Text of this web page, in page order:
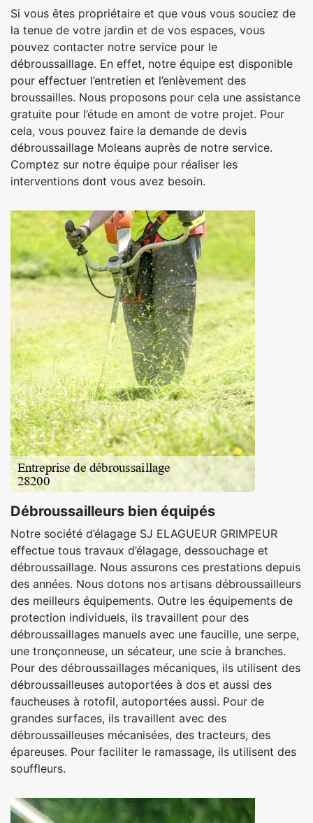
Si vous êtes propriétaire et que vous vous souciez de
la tenue de votre jardin et de vos espaces, vous
pouvez contacter notre service pour le
débroussaillage. En effet, notre équipe est disponible
pour effectuer l’entretien et l’enlèvement des
broussailles. Nous proposons pour cela une assistance
gratuite pour l’étude en amont de votre projet. Pour
cela, vous pouvez faire la demande de devis
débroussaillage Moleans auprès de notre service.
Comptez sur notre équipe pour réaliser les
interventions dont vous avez besoin.
Débroussailleurs bien équipés
Notre société d’élagage SJ ELAGUEUR GRIMPEUR
effectue tous travaux d’élagage, dessouchage et
débroussaillage. Nous assurons ces prestations depuis
des années. Nous dotons nos artisans débroussailleurs
des meilleurs équipements. Outre les équipements de
protection individuels, ils travaillent pour des
débroussaillages manuels avec une faucille, une serpe,
une tronçonneuse, un sécateur, une scie à branches.
Pour des débroussaillages mécaniques, ils utilisent des
débroussailleuses autoportées à dos et aussi des
faucheuses à rotofil, autoportées aussi. Pour de
grandes surfaces, ils travaillent avec des
débroussailleuses mécanisées, des tracteurs, des
épareuses. Pour faciliter le ramassage, ils utilisent des
souffleurs.